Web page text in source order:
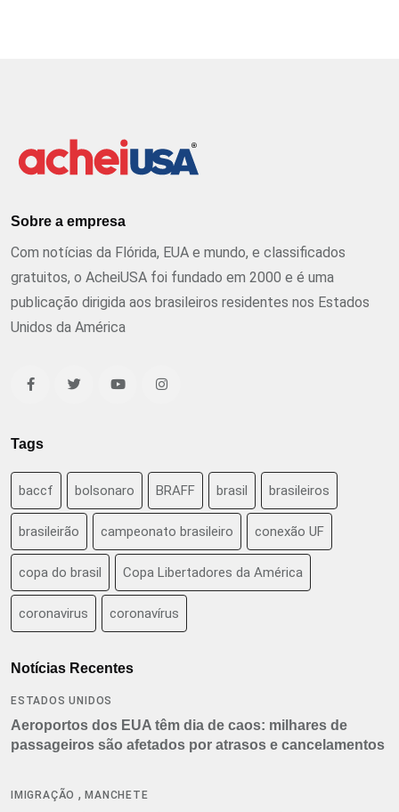
Sobre a empresa
Com notícias da Flórida, EUA e mundo, e classificados
gratuitos, o AcheiUSA foi fundado em 2000 e é uma
publicação dirigida aos brasileiros residentes nos Estados
Unidos da América
Tags
baccf bolsonaro BRAFF brasil brasileiros
brasileirão campeonato brasileiro conexão UF
copa do brasil Copa Libertadores da América
coronavirus coronavírus
Notícias Recentes
ESTADOS UNIDOS
Aeroportos dos EUA têm dia de caos: milhares de
passageiros são afetados por atrasos e cancelamentos
IMIGRAÇÃO ,MANCHETE